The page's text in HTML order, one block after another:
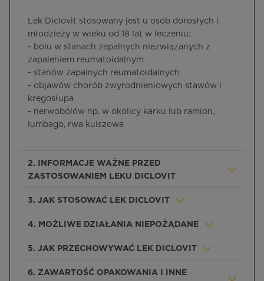
Lek Diclovit stosowany jest u osób dorosłych i
młodzieży w wieku od 18 lat w leczeniu:
- bólu w stanach zapalnych niezwiązanych z
zapaleniem reumatoidalnym
- stanów zapalnych reumatoidalnych
- objawów chorób zwyrodnieniowych stawów i
kręgosłupa
- nerwobólów np. w okolicy karku lub ramion,
lumbago, rwa kulszowa
2. INFORMACJE WAŻNE PRZED
ZASTOSOWANIEM LEKU DICLOVIT
3. JAK STOSOWAĆ LEK DICLOVIT
4. MOŻLIWE DZIAŁANIA NIEPOŻĄDANE
5. JAK PRZECHOWYWAĆ LEK DICLOVIT
6. ZAWARTOŚĆ OPAKOWANIA I INNE